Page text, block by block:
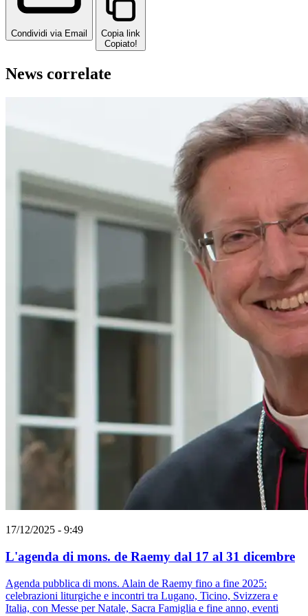
Condividi via Email
Copia link
Copiato!
News correlate
17/12/2025 - 9:49
L'agenda di mons. de Raemy dal 17 al 31 dicembre
Agenda pubblica di mons. Alain de Raemy fino a fine 2025:
celebrazioni liturgiche e incontri tra Lugano, Ticino, Svizzera e
Italia, con Messe per Natale, Sacra Famiglia e fine anno, eventi